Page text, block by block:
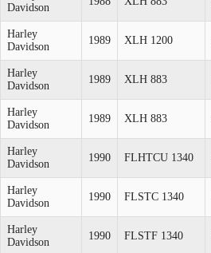
Davidson
Harley
Davidson
1989 XLH 1200
Harley
Davidson
1989 XLH 883
Harley
Davidson
1989 XLH 883
Harley
Davidson
1990 FLHTCU 1340
Harley
Davidson
1990 FLSTC 1340
Harley
Davidson
1990 FLSTF 1340